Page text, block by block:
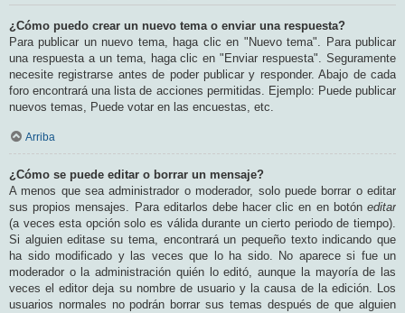
¿Cómo puedo crear un nuevo tema o enviar una respuesta?
Para publicar un nuevo tema, haga clic en "Nuevo tema". Para publicar
una respuesta a un tema, haga clic en "Enviar respuesta". Seguramente
necesite registrarse antes de poder publicar y responder. Abajo de cada
foro encontrará una lista de acciones permitidas. Ejemplo: Puede publicar
nuevos temas, Puede votar en las encuestas, etc.
Arriba
¿Cómo se puede editar o borrar un mensaje?
A menos que sea administrador o moderador, solo puede borrar o editar
sus propios mensajes. Para editarlos debe hacer clic en en botón editar
(a veces esta opción solo es válida durante un cierto periodo de tiempo).
Si alguien editase su tema, encontrará un pequeño texto indicando que
ha sido modificado y las veces que lo ha sido. No aparece si fue un
moderador o la administración quién lo editó, aunque la mayoría de las
veces el editor deja su nombre de usuario y la causa de la edición. Los
usuarios normales no podrán borrar sus temas después de que alguien